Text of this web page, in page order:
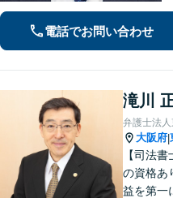
電話でお問い合わせ
滝川
弁護士法
大阪府|
【司法
の資格あ
益を第一